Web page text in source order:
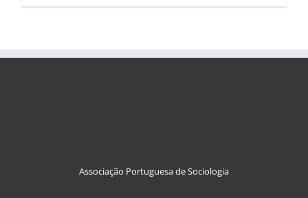
Associação Portuguesa de Sociologia